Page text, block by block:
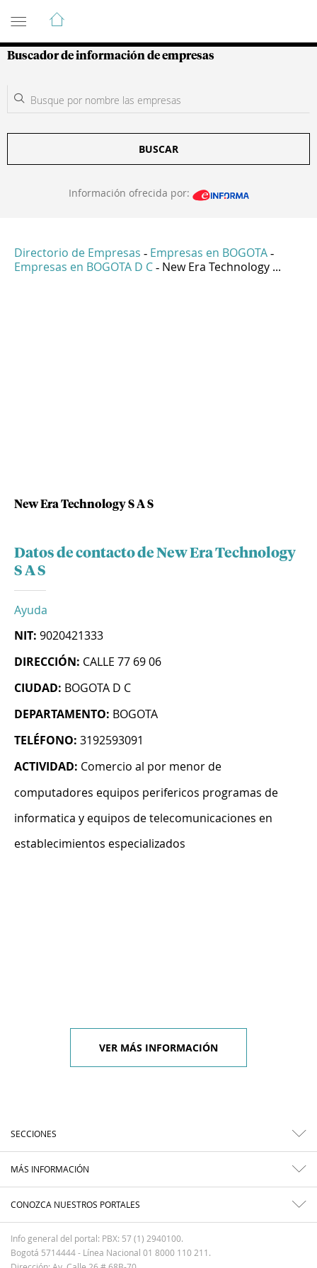
Guía de Empresas Colombianas
Buscador de información de empresas
BUSCAR
Información ofrecida por:
Directorio de Empresas - Empresas en BOGOTA -
Empresas en BOGOTA D C - New Era Technology ...
New Era Technology S A S
Datos de contacto de New Era Technology
S A S
Ayuda
NIT: 9020421333
DIRECCIÓN: CALLE 77 69 06
CIUDAD: BOGOTA D C
DEPARTAMENTO: BOGOTA
TELÉFONO: 3192593091
ACTIVIDAD: Comercio al por menor de
computadores equipos perifericos programas de
informatica y equipos de telecomunicaciones en
establecimientos especializados
VER MÁS INFORMACIÓN
SECCIONES
MÁS INFORMACIÓN
CONOZCA NUESTROS PORTALES
Info general del portal: PBX: 57 (1) 2940100.
Bogotá 5714444 - Línea Nacional 01 8000 110 211.